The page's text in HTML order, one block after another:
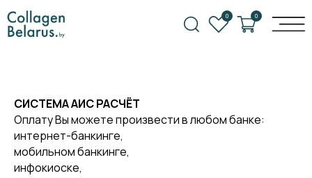
0 0
СИСТЕМА АИС РАСЧЁТ
Оплату Вы можете произвести в любом банке:
интернет-банкинге,
мобильном банкинге,
инфокиоске,